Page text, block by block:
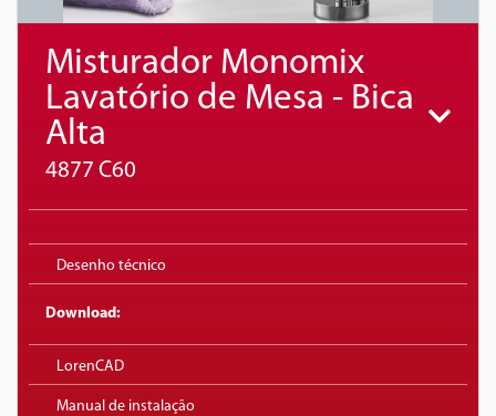
Misturador Monomix
Lavatório de Mesa - Bica
Alta
4877 C60
Desenho técnico
Download:
LorenCAD
Manual de instalação